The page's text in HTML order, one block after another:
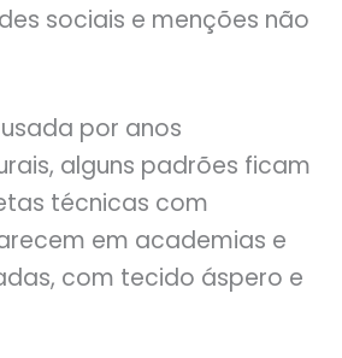
sociais e menções não
por anos
alguns padrões ficam
técnicas com
em academias e
com tecido áspero e